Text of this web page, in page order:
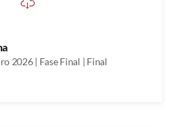
2026 | Fase Final | Final